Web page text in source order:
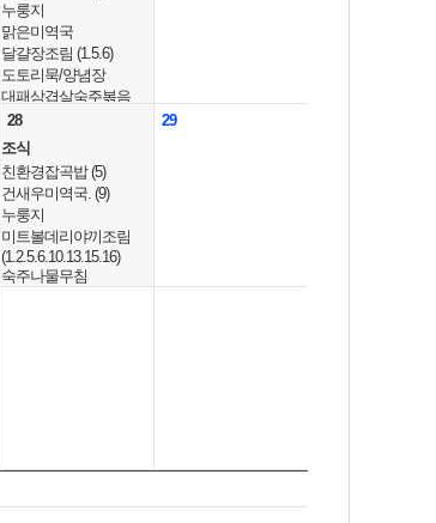
누룽지
맑은미역국
달걀장조림 (1.5.6)
도토리묵/양념장
대패삼겹살숙주볶음
(10)
배추김치 (9)
포도
중식
친환경잡곡밥 (5)
얼갈이된장국 (5.6)
오향장육.
(5.6.9.10.13.16.18)
가지나물무침
28
조식
친환경잡곡밥 (5)
건새우미역국. (9)
누룽지
미트볼데리야끼조림
(1.2.5.6.10.13.15.16)
숙주나물무침
콩나물맛살겨자무침.
크런치오징어까스/타르
29